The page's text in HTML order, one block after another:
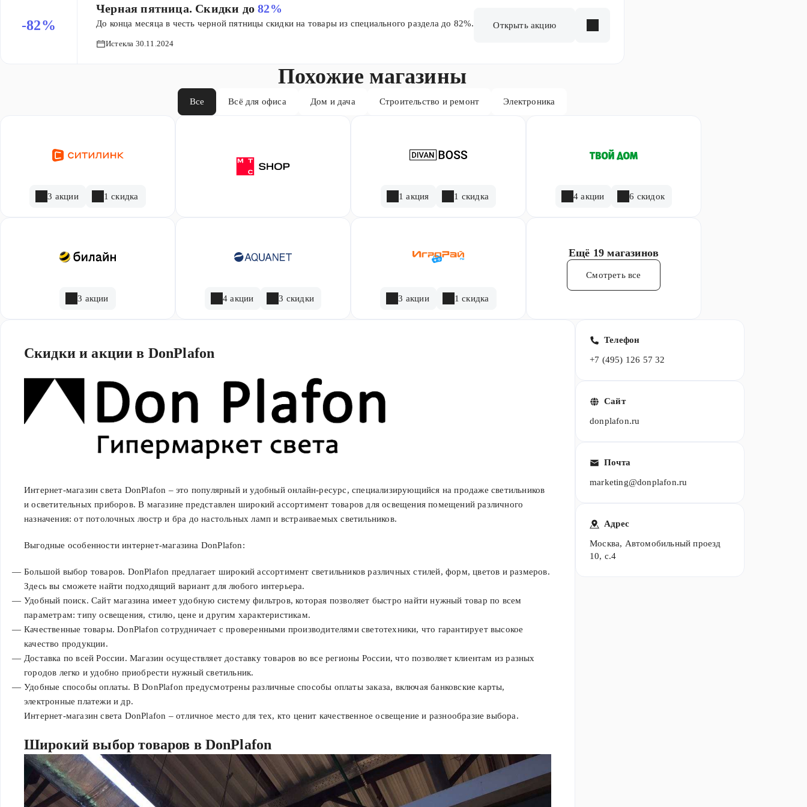
-82%
Черная пятница. Скидки до 82%
До конца месяца в честь черной пятницы скидки на товары из специального раздела до 82%.
Истекла 30.11.2024
Открыть акцию
Похожие магазины
Все Всё для офиса Дом и дача Строительство и ремонт Электроника
3 акции 1 скидка 1 акция 1 скидка 4 акции 6 скидок
3 акции 4 акции 3 скидки 3 акции 1 скидка
Ещё 19 магазинов
Смотреть все
Скидки и акции в DonPlafon
Интернет-магазин света DonPlafon – это популярный и удобный онлайн-ресурс, специализирующийся на продаже светильников
и осветительных приборов. В магазине представлен широкий ассортимент товаров для освещения помещений различного
назначения: от потолочных люстр и бра до настольных ламп и встраиваемых светильников.
Выгодные особенности интернет-магазина DonPlafon:
Большой выбор товаров. DonPlafon предлагает широкий ассортимент светильников различных стилей, форм, цветов и размеров.
Здесь вы сможете найти подходящий вариант для любого интерьера.
Удобный поиск. Сайт магазина имеет удобную систему фильтров, которая позволяет быстро найти нужный товар по всем
параметрам: типу освещения, стилю, цене и другим характеристикам.
Качественные товары. DonPlafon сотрудничает с проверенными производителями светотехники, что гарантирует высокое
качество продукции.
Доставка по всей России. Магазин осуществляет доставку товаров во все регионы России, что позволяет клиентам из разных
городов легко и удобно приобрести нужный светильник.
Удобные способы оплаты. В DonPlafon предусмотрены различные способы оплаты заказа, включая банковские карты,
электронные платежи и др.
Интернет-магазин света DonPlafon – отличное место для тех, кто ценит качественное освещение и разнообразие выбора.
Широкий выбор товаров в DonPlafon
Телефон
+7 (495) 126 57 32
Сайт
donplafon.ru
Почта
marketing@donplafon.ru
Адрес
Москва, Автомобильный проезд
10, с.4